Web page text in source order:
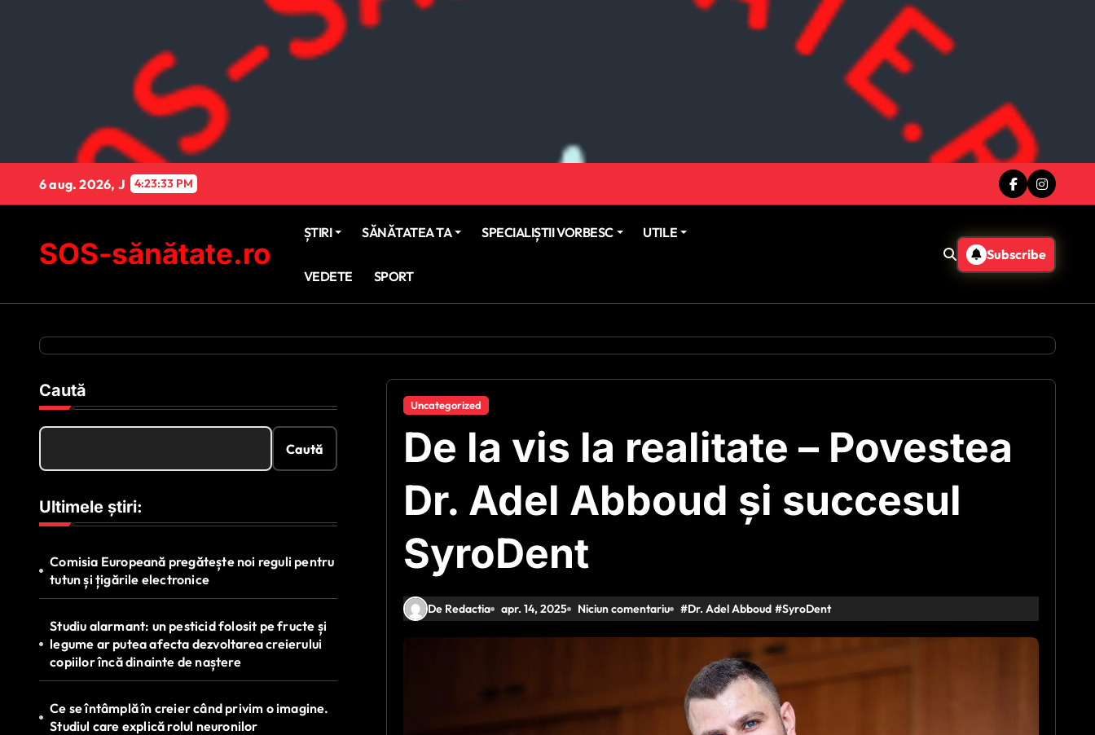
6 aug. 2026, J 4:23:34 PM
SOS-sănătate.ro
ȘTIRI SĂNĂTATEA TA SPECIALIȘTII VORBESC UTILE
VEDETE SPORT
Subscribe
Caută
Caută
Ultimele știri:
Comisia Europeană pregătește noi reguli pentru
tutun și țigările electronice
Studiu alarmant: un pesticid folosit pe fructe și
legume ar putea afecta dezvoltarea creierului
copiilor încă dinainte de naștere
Ce se întâmplă în creier când privim o imagine.
Studiul care explică rolul neuronilor
Uncategorized
De la vis la realitate – Povestea
Dr. Adel Abboud și succesul
SyroDent
De Redactia apr. 14, 2025 Niciun comentariu #Dr. Adel Abboud #SyroDent